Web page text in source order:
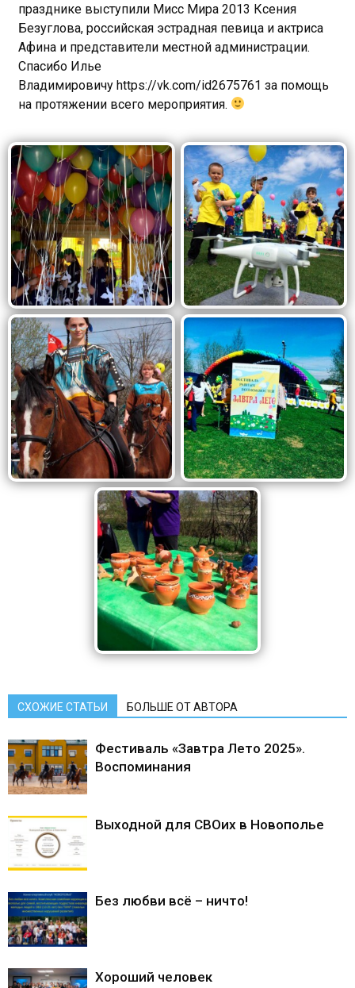
празднике выступили Мисс Мира 2013 Ксения
Безуглова, российская эстрадная певица и актриса
Афина и представители местной администрации.
Спасибо Илье
Владимировичу https://vk.com/id2675761 за помощь
на протяжении всего мероприятия.
СХОЖИЕ СТАТЬИ БОЛЬШЕ ОТ АВТОРА
Фестиваль «Завтра Лето 2025».
Воспоминания
Выходной для СВОих в Новополье
Без любви всё – ничто!
Хороший человек